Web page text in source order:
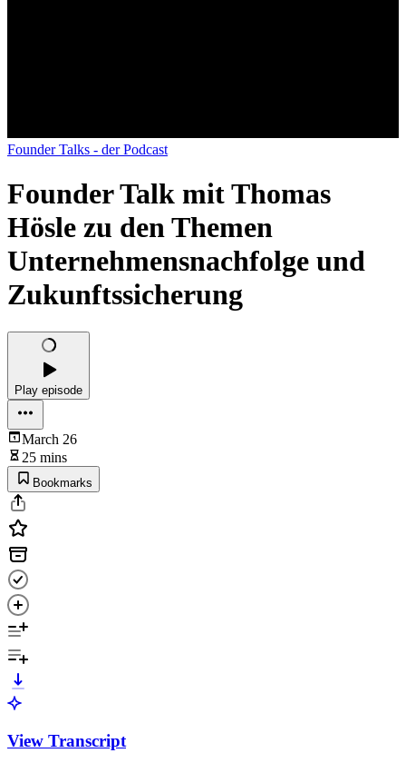
Founder Talks - der Podcast
Founder Talk mit Thomas
Hösle zu den Themen
Unternehmensnachfolge und
Zukunftssicherung
Play episode
March 26
25 mins
Bookmarks
View Transcript